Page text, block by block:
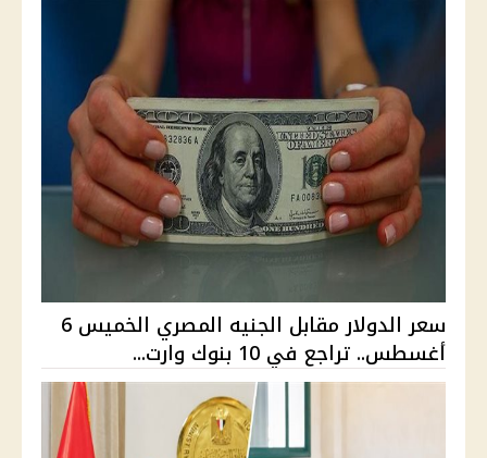
سعر الدولار مقابل الجنيه المصري الخميس 6
أغسطس.. تراجع في 10 بنوك وارت...